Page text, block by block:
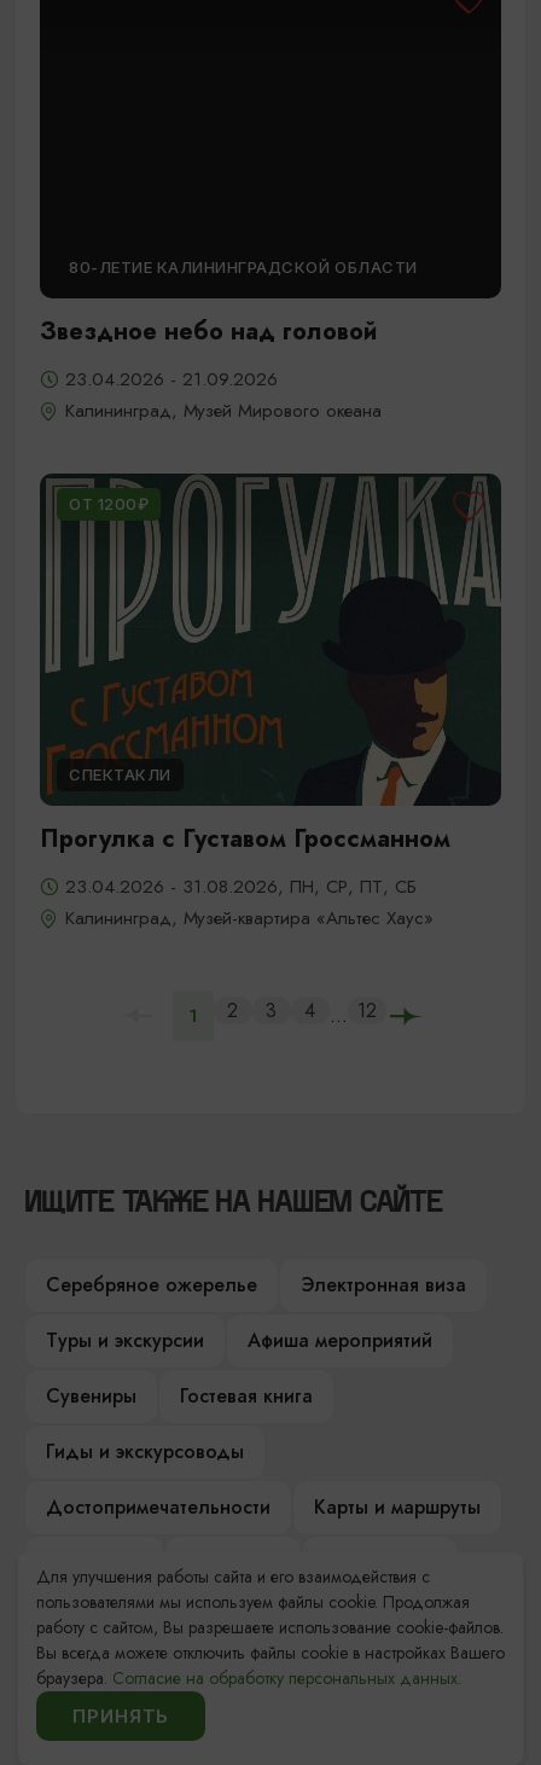
80-ЛЕТИЕ КАЛИНИНГРАДСКОЙ ОБЛАСТИ
Звездное небо над головой
23.04.2026 - 21.09.2026
Калининград, Музей Мирового океана
ОТ 1200₽
СПЕКТАКЛИ
Прогулка с Густавом Гроссманном
23.04.2026 - 31.08.2026, ПН, СР, ПТ, СБ
Калининград, Музей-квартира «Альтес Хаус»
1 2 3 4 ... 12
ИЩИТЕ ТАКЖЕ НА НАШЕМ САЙТЕ
Серебряное ожерелье
Электронная виза
Туры и экскурсии
Афиша мероприятий
Сувениры
Гостевая книга
Гиды и экскурсоводы
Достопримечательности
Карты и маршруты
Компас Балтийской кухни
Настоящий Калининградец
Музеи
Для улучшения работы сайта и его взаимодействия с
пользователями мы используем файлы cookie. Продолжая
работу с сайтом, Вы разрешаете использование cookie-файлов.
Вы всегда можете отключить файлы cookie в настройках Вашего
браузера. Согласие на обработку персональных данных.
ПРИНЯТЬ